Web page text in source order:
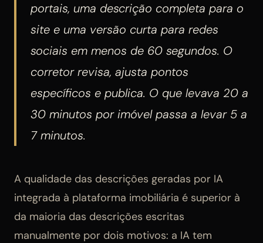
portais, uma descrição completa para o
site e uma versão curta para redes
sociais em menos de 60 segundos. O
corretor revisa, ajusta pontos
específicos e publica. O que levava 20 a
30 minutos por imóvel passa a levar 5 a
7 minutos.
A qualidade das descrições geradas por IA
integrada à plataforma imobiliária é superior à
da maioria das descrições escritas
manualmente por dois motivos: a IA tem